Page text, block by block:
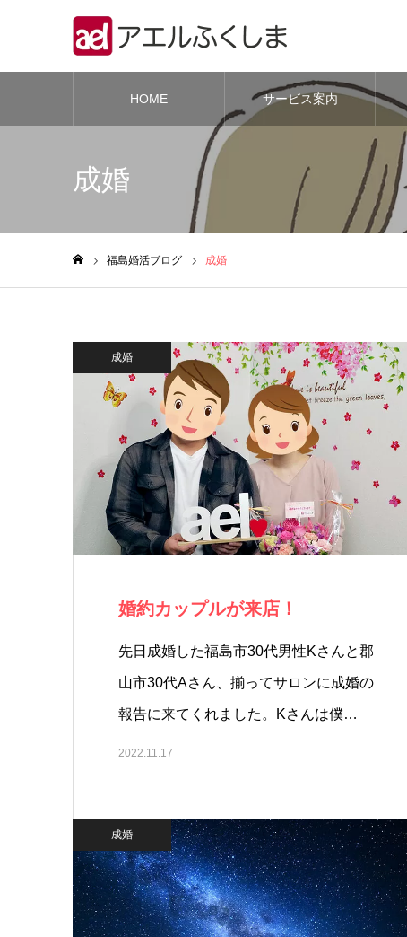
HOME サービス案内
成婚
福島婚活ブログ 成婚
成婚
婚約カップルが来店！
先日成婚した福島市30代男性Kさんと郡
山市30代Aさん、揃ってサロンに成婚の
報告に来てくれました。Kさんは僕…
2022.11.17
成婚